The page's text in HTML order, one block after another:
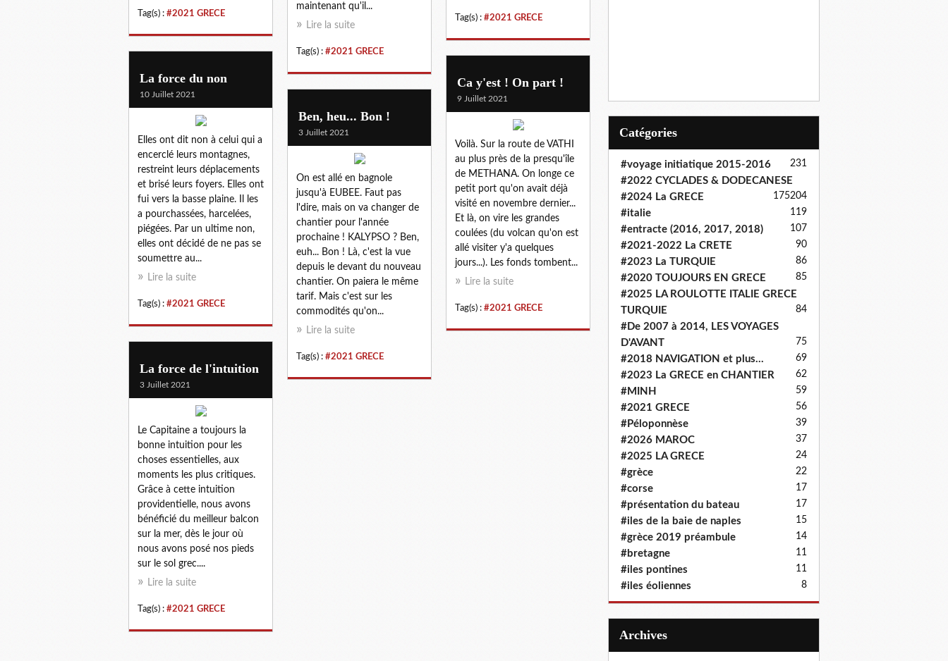
Tag(s) : #2021 GRECE
Tag(s) : #2021 GRECE
maintenant qu'il...
Lire la suite
Tag(s) : #2021 GRECE
La force du non
10 Juillet 2021
Elles ont dit non à celui qui a
encerclé leurs montagnes,
restreint leurs déplacements
et brisé leurs foyers. Elles ont
fui vers la basse plaine. Il les
a pourchassées, harcelées,
piégées. Par un ultime non,
elles ont décidé de ne pas se
soumettre au...
Lire la suite
Tag(s) : #2021 GRECE
Ca y'est ! On part !
9 Juillet 2021
Voilà. Sur la route de VATHI
au plus près de la presqu'île
de METHANA. On longe ce
petit port qu'on avait déjà
visité en novembre dernier...
Et là, on vire les grandes
coulées (du volcan qu'on est
allé visiter y'a quelques
jours...). Les fonds tombent...
Lire la suite
Tag(s) : #2021 GRECE
Ben, heu... Bon !
3 Juillet 2021
On est allé en bagnole
jusqu'à EUBEE. Faut pas
l'dire, mais on va changer de
chantier pour l'année
prochaine ! KALYPSO ? Ben,
euh... Bon ! Là, c'est la vue
depuis le devant du nouveau
chantier. On paiera le même
tarif. Mais c'est sur les
commodités qu'on...
Lire la suite
Tag(s) : #2021 GRECE
La force de l'intuition
3 Juillet 2021
Le Capitaine a toujours la
bonne intuition pour les
choses essentielles, aux
moments les plus critiques.
Grâce à cette intuition
providentielle, nous avons
bénéficié du meilleur balcon
sur la mer, dès le jour où
nous avons posé nos pieds
sur le sol grec....
Lire la suite
Tag(s) : #2021 GRECE
Catégories
#voyage initiatique 2015-2016 231
#2022 CYCLADES & DODECANESE
204
#2024 La GRECE 175
#italie 119
#entracte (2016, 2017, 2018) 107
#2021-2022 La CRETE 90
#2023 La TURQUIE 86
#2020 TOUJOURS EN GRECE 85
#2025 LA ROULOTTE ITALIE GRECE
TURQUIE
84
#De 2007 à 2014, LES VOYAGES
D'AVANT
75
#2018 NAVIGATION et plus... 69
#2023 La GRECE en CHANTIER 62
#MINH 59
#2021 GRECE 56
#Péloponnèse 39
#2026 MAROC 37
#2025 LA GRECE 24
#grèce 22
#corse 17
#présentation du bateau 17
#iles de la baie de naples 15
#grèce 2019 préambule 14
#bretagne 11
#iles pontines 11
#iles éoliennes 8
Archives